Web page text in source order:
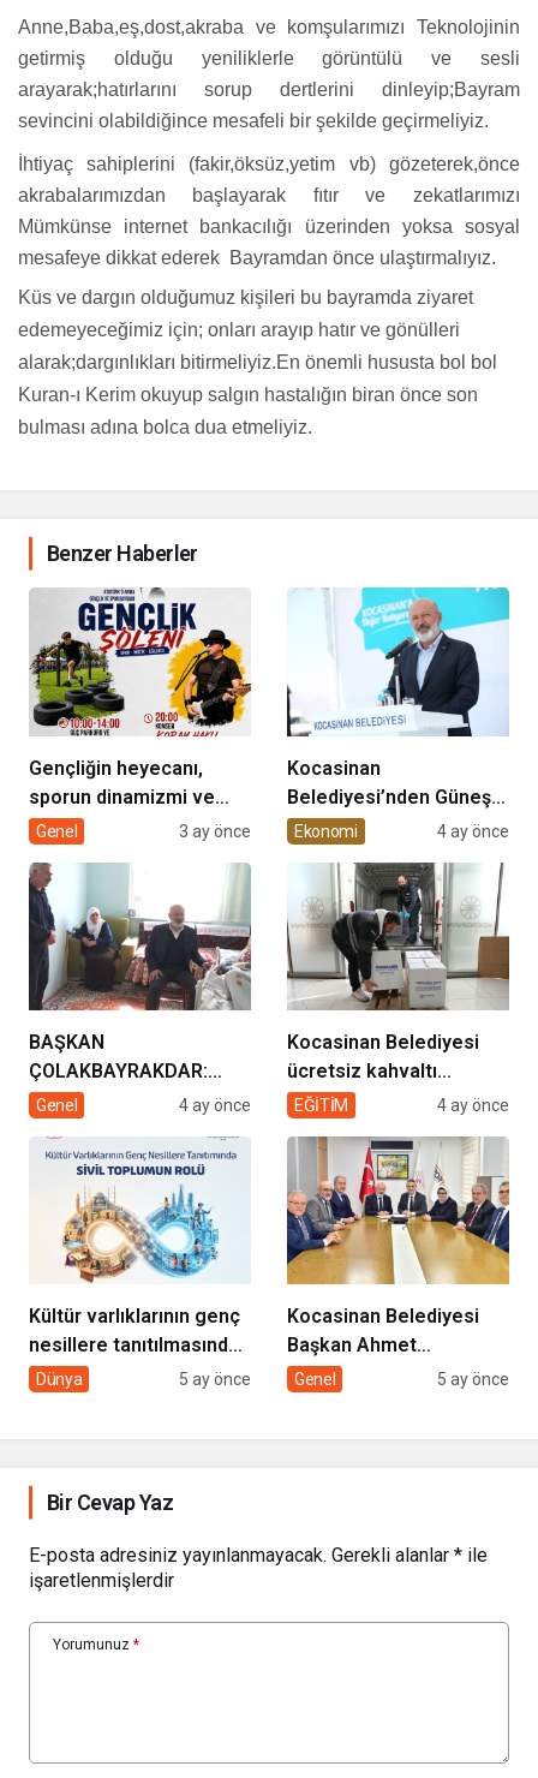
Anne,Baba,eş,dost,akraba ve komşularımızı Teknolojinin
getirmiş olduğu yeniliklerle görüntülü ve sesli
arayarak;hatırlarını sorup dertlerini dinleyip;Bayram
sevincini olabildiğince mesafeli bir şekilde geçirmeliyiz.
İhtiyaç sahiplerini (fakir,öksüz,yetim vb) gözeterek,önce
akrabalarımızdan başlayarak fıtır ve zekatlarımızı
Mümkünse internet bankacılığı üzerinden yoksa sosyal
mesafeye dikkat ederek Bayramdan önce ulaştırmalıyız.
Küs ve dargın olduğumuz kişileri bu bayramda ziyaret
edemeyeceğimiz için; onları arayıp hatır ve gönülleri
alarak;dargınlıkları bitirmeliyiz.En önemli hususta bol bol
Kuran-ı Kerim okuyup salgın hastalığın biran önce son
bulması adına bolca dua etmeliyiz.
Benzer Haberler
Gençliğin heyecanı,
sporun dinamizmi ve
müziğin coşkusu
geliyor!
Genel 3 ay önce
Kocasinan
Belediyesi’nden Güneş
Enerjisi Hamlesi
Ekonomi 4 ay önce
BAŞKAN
ÇOLAKBAYRAKDAR:
“EVDE SAĞLIK
GÖNÜLLERE
DOKUNUYORUZ”
Genel 4 ay önce
Kocasinan Belediyesi
ücretsiz kahvaltı
desteği projesi
EĞİTİM 4 ay önce
Kültür varlıklarının genç
nesillere tanıtılmasında
sivil toplumun rolü
Dünya 5 ay önce
Kocasinan Belediyesi
Başkan Ahmet
Çolakbayrakdar ile
Genel 5 ay önce
Bir Cevap Yaz
E-posta adresiniz yayınlanmayacak. Gerekli alanlar * ile
işaretlenmişlerdir
Yorumunuz *